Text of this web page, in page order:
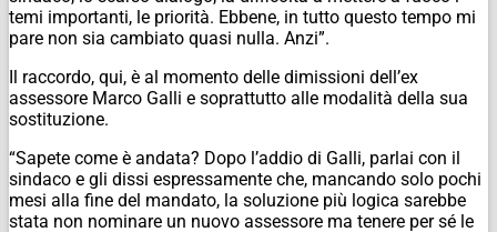
temi importanti, le priorità. Ebbene, in tutto questo tempo mi
pare non sia cambiato quasi nulla. Anzi”.
Il raccordo, qui, è al momento delle dimissioni dell’ex
assessore Marco Galli e soprattutto alle modalità della sua
sostituzione.
“Sapete come è andata? Dopo l’addio di Galli, parlai con il
sindaco e gli dissi espressamente che, mancando solo pochi
mesi alla fine del mandato, la soluzione più logica sarebbe
stata non nominare un nuovo assessore ma tenere per sé le